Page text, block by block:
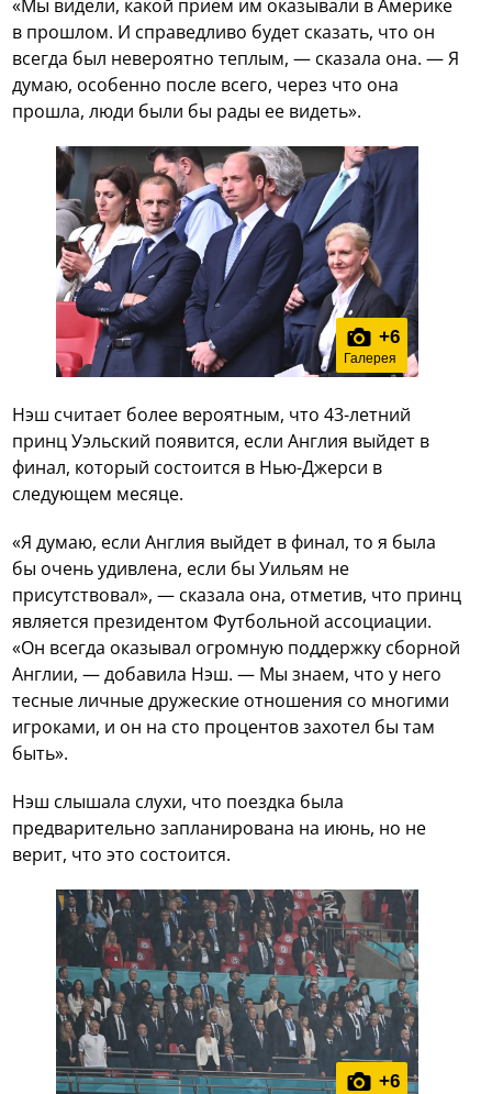
«Мы видели, какой прием им оказывали в Америке
в прошлом. И справедливо будет сказать, что он
всегда был невероятно теплым, — сказала она. — Я
думаю, особенно после всего, через что она
прошла, люди были бы рады ее видеть».
+6
Галерея
Нэш считает более вероятным, что 43-летний
принц Уэльский появится, если Англия выйдет в
финал, который состоится в Нью-Джерси в
следующем месяце.
«Я думаю, если Англия выйдет в финал, то я была
бы очень удивлена, если бы Уильям не
присутствовал», — сказала она, отметив, что принц
является президентом Футбольной ассоциации.
«Он всегда оказывал огромную поддержку сборной
Англии, — добавила Нэш. — Мы знаем, что у него
тесные личные дружеские отношения со многими
игроками, и он на сто процентов захотел бы там
быть».
Нэш слышала слухи, что поездка была
предварительно запланирована на июнь, но не
верит, что это состоится.
+6